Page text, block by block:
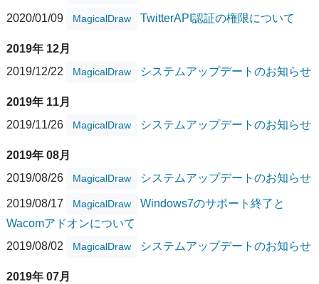
2020/01/09 MagicalDraw TwitterAPI認証の権限について
2019年 12月
2019/12/22
MagicalDraw システムアップデートのお知らせ
2019年 11月
2019/11/26
MagicalDraw システムアップデートのお知らせ
2019年 08月
2019/08/26
MagicalDraw システムアップデートのお知らせ
2019/08/17 MagicalDraw
Windows7のサポート終了と
Wacomアドオンについて
2019/08/02
MagicalDraw システムアップデートのお知らせ
2019年 07月